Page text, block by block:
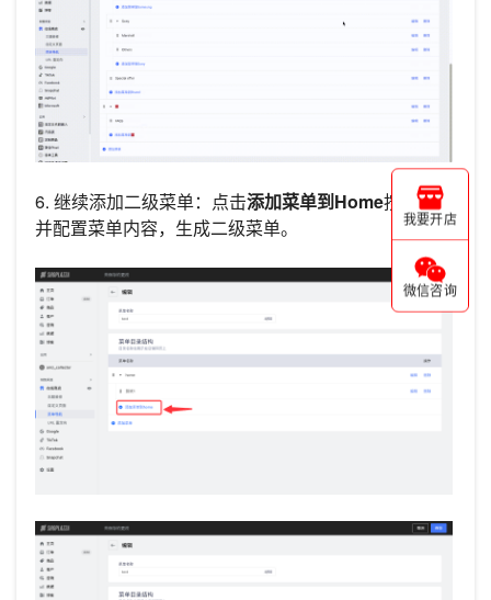
6. 继续添加二级菜单：点击添加菜单到Home按钮，
并配置菜单内容，生成二级菜单。
我要开店
微信咨询